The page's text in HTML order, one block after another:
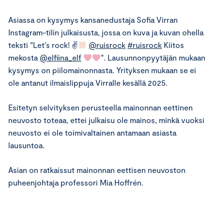
Asiassa on kysymys kansanedustaja Sofia Virran
Instagram-tilin julkaisusta, jossa on kuva ja kuvan ohella
teksti ”Let’s rock! ✌
@ruisrock #ruisrock Kiitos
mekosta @elfiina_elf
”. Lausunnonpyytäjän mukaan
kysymys on piilomainonnasta. Yrityksen mukaan se ei
ole antanut ilmaislippuja Virralle kesällä 2025.
Esitetyn selvityksen perusteella mainonnan eettinen
neuvosto toteaa, ettei julkaisu ole mainos, minkä vuoksi
neuvosto ei ole toimivaltainen antamaan asiasta
lausuntoa.
Asian on ratkaissut mainonnan eettisen neuvoston
puheenjohtaja professori Mia Hoffrén.